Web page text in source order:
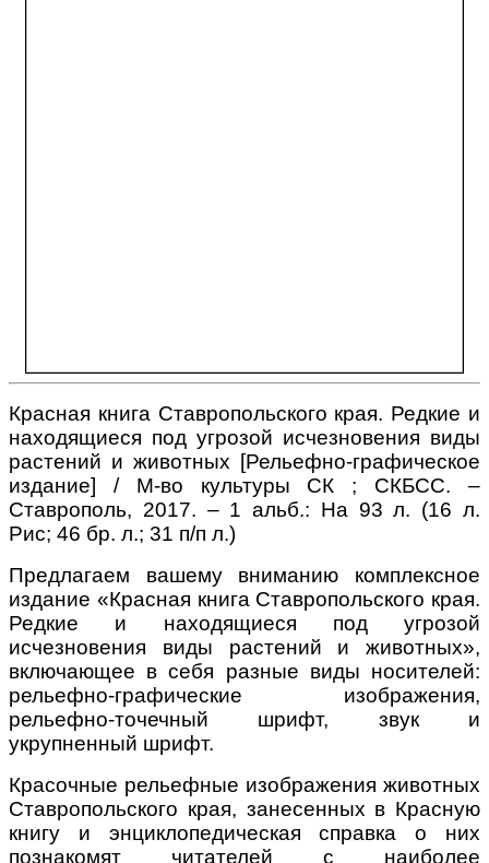
Красная книга Ставропольского края. Редкие и
находящиеся под угрозой исчезновения виды
растений и животных [Рельефно-графическое
издание] / М-во культуры СК ; СКБСС. –
Ставрополь, 2017. – 1 альб.: На 93 л. (16 л.
Рис; 46 бр. л.; 31 п/п л.)
Предлагаем вашему вниманию комплексное
издание «Красная книга Ставропольского края.
Редкие и находящиеся под угрозой
исчезновения виды растений и животных»,
включающее в себя разные виды носителей:
рельефно-графические изображения,
рельефно-точечный шрифт, звук и
укрупненный шрифт.
Красочные рельефные изображения животных
Ставропольского края, занесенных в Красную
книгу и энциклопедическая справка о них
познакомят читателей с наиболее